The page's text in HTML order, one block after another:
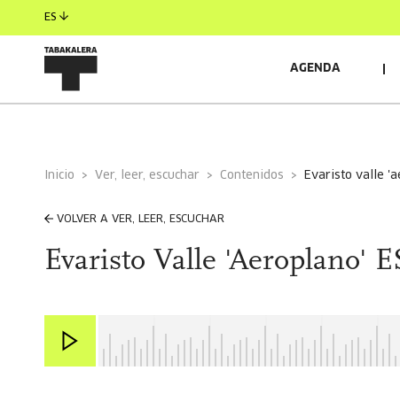
ES
AGENDA
Inicio Ver, leer, escuchar Contenidos evaristo valle
VOLVER A VER, LEER, ESCUCHAR
Evaristo Valle 'Aeroplano'